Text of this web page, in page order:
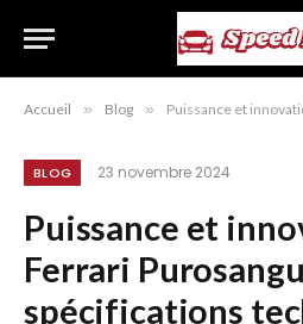
Accueil » Blog » Puissance et innovation du
BLOG 23 novembre 2024
Puissance et
Ferrari
spécifications